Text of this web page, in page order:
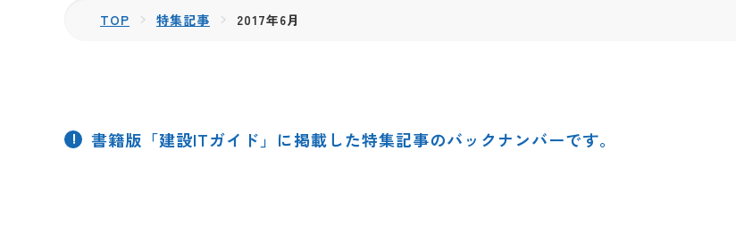
TOP 特集記事 2017年6月
書籍版「建設ITガイド」に掲載した特集記事のバックナンバーです。